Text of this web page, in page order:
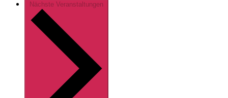
Nächste Veranstaltungen